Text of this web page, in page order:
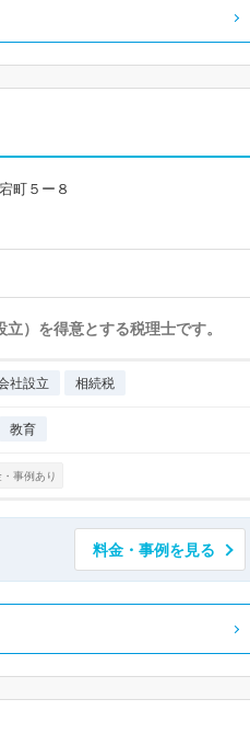
町５ー８
）を得意とする税理士です。
社設立 相続税
教育
事例あり
料金・事例を見る